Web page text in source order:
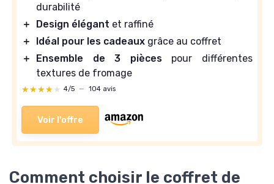
durabilité
＋
Design élégant et raffiné
＋
Idéal pour les cadeaux grâce au coffret
＋
Ensemble de 3 piècespour différentes
textures de fromage
★★★★★
★★★★★ 4/5 — 104 avis
Voir l'offre
Comment choisir le coffret de